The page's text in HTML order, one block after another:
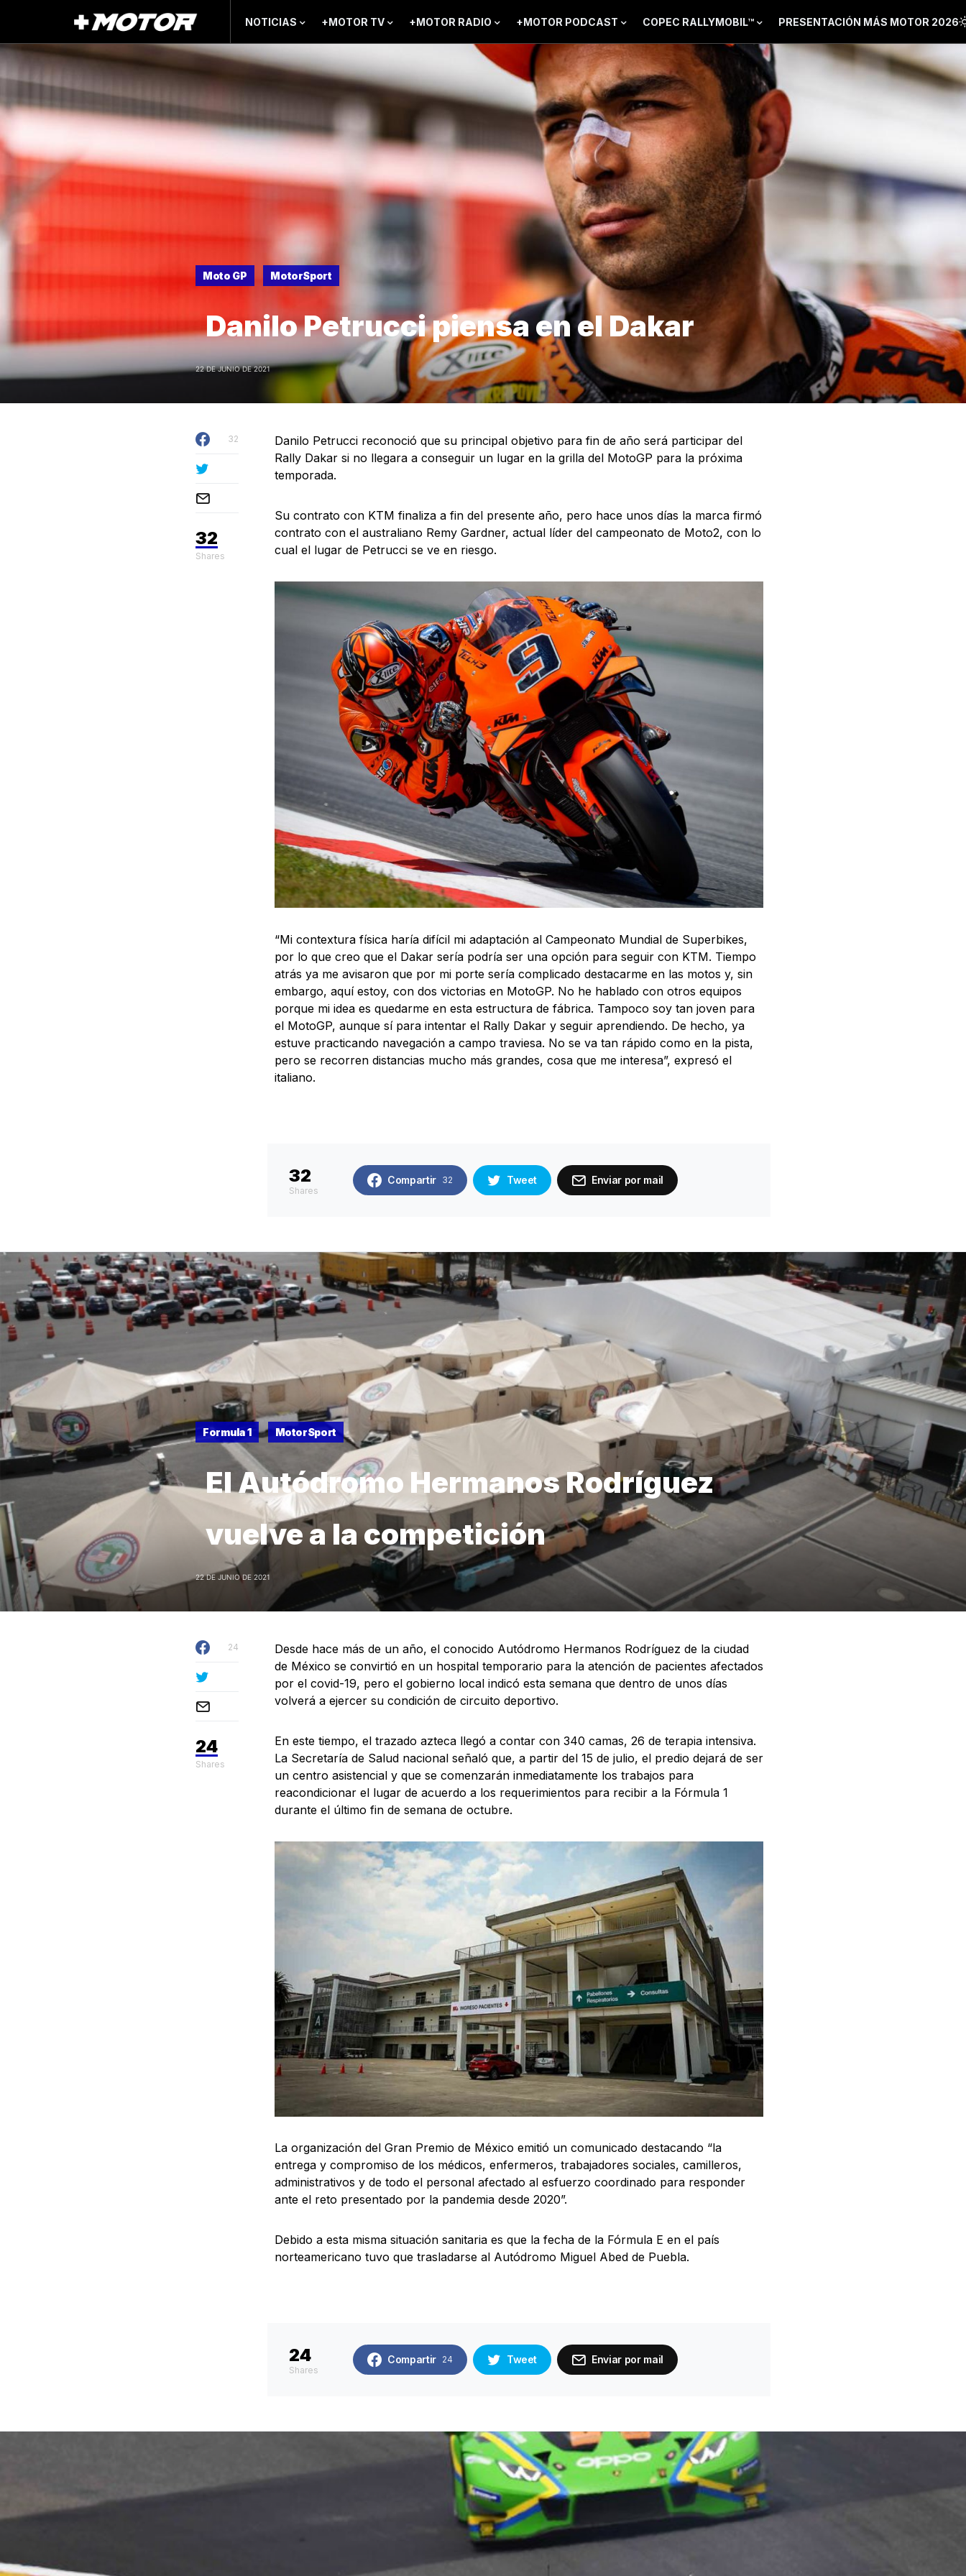
NOTICIAS +MOTOR TV +MOTOR RADIO +MOTOR PODCAST COPEC RALLYMOBIL™ PRESENTACIÓN MÁS MOTOR 2026
Moto GP MotorSport
Danilo Petrucci piensa en el Dakar
22 DE JUNIO DE 2021
32
Shares
32
Danilo Petrucci reconoció que su principal objetivo para fin de año será participar del
Rally Dakar si no llegara a conseguir un lugar en la grilla del MotoGP para la próxima
temporada.
Su contrato con KTM finaliza a fin del presente año, pero hace unos días la marca firmó
contrato con el australiano Remy Gardner, actual líder del campeonato de Moto2, con lo
cual el lugar de Petrucci se ve en riesgo.
“Mi contextura física haría difícil mi adaptación al Campeonato Mundial de Superbikes,
por lo que creo que el Dakar sería podría ser una opción para seguir con KTM. Tiempo
atrás ya me avisaron que por mi porte sería complicado destacarme en las motos y, sin
embargo, aquí estoy, con dos victorias en MotoGP. No he hablado con otros equipos
porque mi idea es quedarme en esta estructura de fábrica. Tampoco soy tan joven para
el MotoGP, aunque sí para intentar el Rally Dakar y seguir aprendiendo. De hecho, ya
estuve practicando navegación a campo traviesa. No se va tan rápido como en la pista,
pero se recorren distancias mucho más grandes, cosa que me interesa”, expresó el
italiano.
32
Shares
Compartir 32 Tweet Enviar por mail
Formula 1 MotorSport
El Autódromo Hermanos Rodríguez
vuelve a la competición
22 DE JUNIO DE 2021
24
Shares
24
Desde hace más de un año, el conocido Autódromo Hermanos Rodríguez de la ciudad
de México se convirtió en un hospital temporario para la atención de pacientes afectados
por el covid-19, pero el gobierno local indicó esta semana que dentro de unos días
volverá a ejercer su condición de circuito deportivo.
En este tiempo, el trazado azteca llegó a contar con 340 camas, 26 de terapia intensiva.
La Secretaría de Salud nacional señaló que, a partir del 15 de julio, el predio dejará de ser
un centro asistencial y que se comenzarán inmediatamente los trabajos para
reacondicionar el lugar de acuerdo a los requerimientos para recibir a la Fórmula 1
durante el último fin de semana de octubre.
La organización del Gran Premio de México emitió un comunicado destacando “la
entrega y compromiso de los médicos, enfermeros, trabajadores sociales, camilleros,
administrativos y de todo el personal afectado al esfuerzo coordinado para responder
ante el reto presentado por la pandemia desde 2020”.
Debido a esta misma situación sanitaria es que la fecha de la Fórmula E en el país
norteamericano tuvo que trasladarse al Autódromo Miguel Abed de Puebla.
24
Shares
Compartir 24 Tweet Enviar por mail